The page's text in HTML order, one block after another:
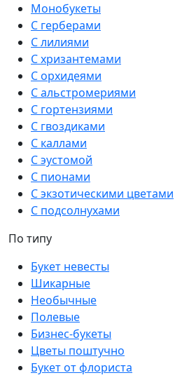
Монобукеты
С герберами
С лилиями
С хризантемами
С орхидеями
С альстромериями
С гортензиями
С гвоздиками
С каллами
С эустомой
С пионами
С экзотическими цветами
С подсолнухами
По типу
Букет невесты
Шикарные
Необычные
Полевые
Бизнес-букеты
Цветы поштучно
Букет от флориста